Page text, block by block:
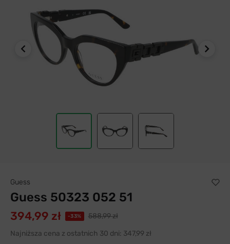
Guess
Guess 50323 052 51
394,99 zł -33%
588,99 zł
Najniższa cena z ostatnich 30 dni: 347,99 zł